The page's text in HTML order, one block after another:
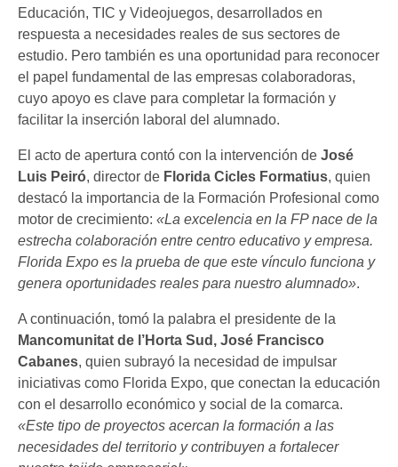
Educación, TIC y Videojuegos, desarrollados en
respuesta a necesidades reales de sus sectores de
estudio. Pero también es una oportunidad para reconocer
el papel fundamental de las empresas colaboradoras,
cuyo apoyo es clave para completar la formación y
facilitar la inserción laboral del alumnado.
El acto de apertura contó con la intervención de José
Luis Peiró, director de Florida Cicles Formatius, quien
destacó la importancia de la Formación Profesional como
motor de crecimiento: «La excelencia en la FP nace de la
estrecha colaboración entre centro educativo y empresa.
Florida Expo es la prueba de que este vínculo funciona y
genera oportunidades reales para nuestro alumnado».
A continuación, tomó la palabra el presidente de la
Mancomunitat de l’Horta Sud, José Francisco
Cabanes, quien subrayó la necesidad de impulsar
iniciativas como Florida Expo, que conectan la educación
con el desarrollo económico y social de la comarca.
«Este tipo de proyectos acercan la formación a las
necesidades del territorio y contribuyen a fortalecer